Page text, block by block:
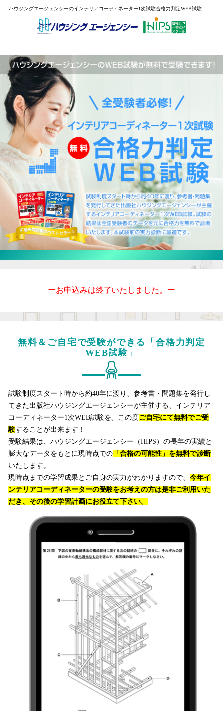
ハウジングエージェンシーのインテリアコーディネーター1次試験合格力判定WEB試験
ーお申込みは終了いたしました。ー
無料＆ご自宅で受験ができる「合格力判定
WEB試験」
試験制度スタート時から約40年に渡り、参考書・問題集を発行し
てきた出版社ハウジングエージェンシーが主催する、インテリア
コーディネーター1次WEB試験を、この度ご自宅にて無料でご受
験することが出来ます！
受験結果は、ハウジングエージェンシー（HIPS）の長年の実績と
膨大なデータをもとに現時点での「合格の可能性」を無料で診断
いたします。
現時点までの学習成果とご自身の実力がわかりますので、 今年イ
ンテリアコーディネーターの受験をお考えの方は是非ご利用いた
だき、その後の学習計画にお役立て下さい。